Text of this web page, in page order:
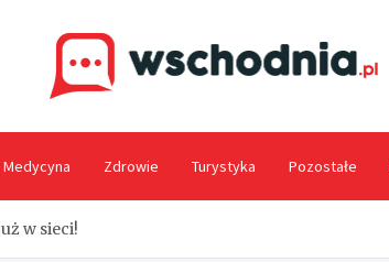
Medycyna Zdrowie Turystyka Pozostałe
w sieci!